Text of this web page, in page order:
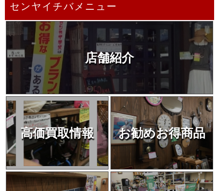
センヤイチバメニュー
店舗紹介
高価買取情報 お勧めお得商品